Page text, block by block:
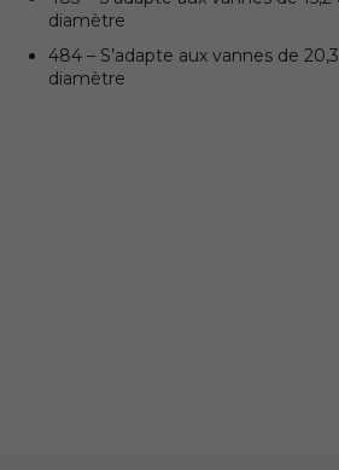
diamètre
484 – S’adapte aux vannes de
diamètre